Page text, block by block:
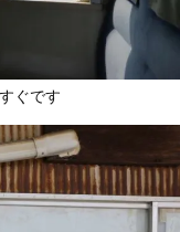
ぐです